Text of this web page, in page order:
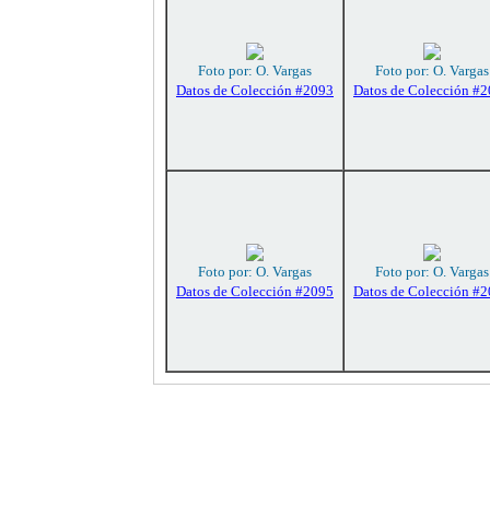
Foto por: O. Vargas
Datos de Colección #2093
Foto por: O. Vargas
Datos de Colección
Foto por: O. Vargas
Datos de Colección #2095
Foto por: O. Vargas
Datos de Colección